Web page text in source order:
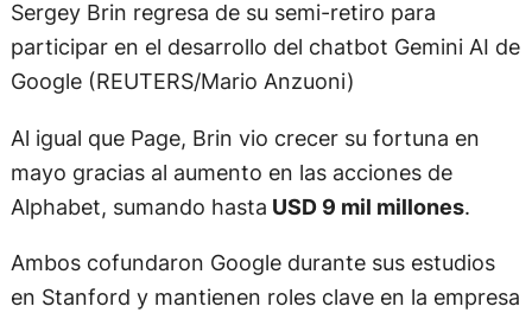
Sergey Brin regresa de su semi-retiro para
participar en el desarrollo del chatbot Gemini AI de
Google (REUTERS/Mario Anzuoni)
Al igual que Page, Brin vio crecer su fortuna en
mayo gracias al aumento en las acciones de
Alphabet, sumando hasta USD 9 mil millones.
Ambos cofundaron Google durante sus estudios
en Stanford y mantienen roles clave en la empresa